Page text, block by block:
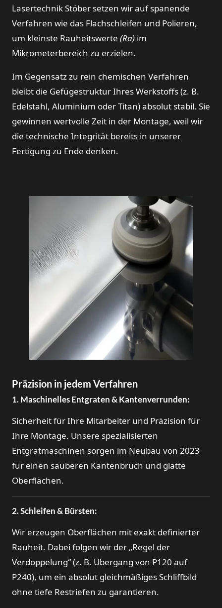
Lasertechnik Stöber setzen wir auf spanende
Verfahren wie das Flachschleifen und Polieren,
um kleinste Rauheitswerte (Ra)im
Mikrometerbereich zu erzielen.
Im Gegensatz zu rein chemischen Verfahren
bleibt die Gefügestruktur Ihres Werkstoffs (z. B.
Edelstahl, Aluminium oder Titan) absolut stabil. Sie
gewinnen wertvolle Zeit in der Montage, weil wir
die technische Integrität bereits in unserer
Fertigung zu Ende denken.
Präzision in jedem Verfahren
1. Maschinelles Entgraten & Kantenverrunden:
Sicherheit für Ihre Mitarbeiter und Präzision für
Ihre Montage. Unsere spezialisierten
Entgratmaschinen sorgen im Neubau von 2023
für einen sauberen Kantenbruch und glatte
Oberflächen.
2. Schleifen & Bürsten:
Wir erzeugen Oberflächen mit exakt definierter
Rauheit. Dabei folgen wir der „Regel der
Verdoppelung“ (z. B. Übergang von P120 auf
P240), um ein absolut gleichmäßiges Schliffbild
ohne tiefe Restriefen zu garantieren.